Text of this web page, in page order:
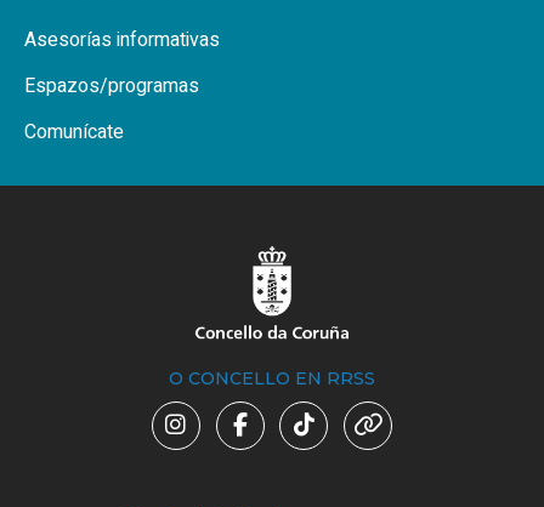
Asesorías informativas
Espazos/programas
Comunícate
O CONCELLO EN RRSS